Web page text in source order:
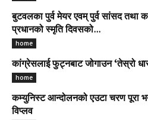
बुटवलका पुर्व मेयर एवम् पुर्व सांसद तथा
प्रधानको स्मृति दिवसको...
home
कांग्रेसलाई फुट्नबाट जोगाउन ‘तेस्रो
home
कम्युनिस्ट आन्दोलनको एउटा चरण पूरा
विप्लव